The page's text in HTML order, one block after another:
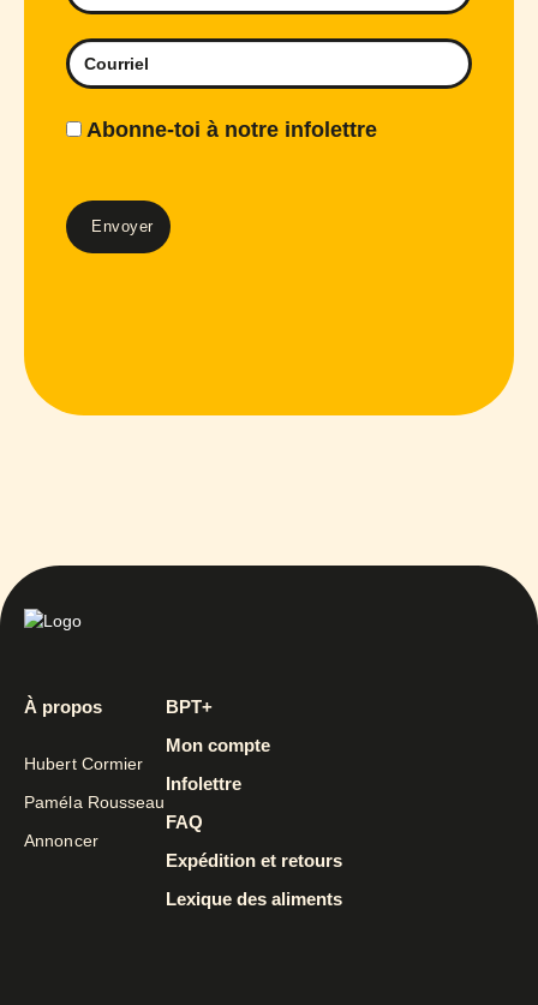
Abonne-toi à notre infolettre
À propos
Hubert Cormier
Paméla Rousseau
Annoncer
BPT+
Mon compte
Infolettre
FAQ
Expédition et retours
Lexique des aliments